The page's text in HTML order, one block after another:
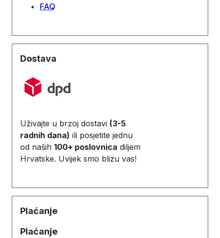
FAQ
Dostava
Uživajte u brzoj dostavi (3-5
radnih dana) ili posjetite jednu
od naših 100+ poslovnica diljem
Hrvatske. Uvijek smo blizu vas!
Plaćanje
Plaćanje